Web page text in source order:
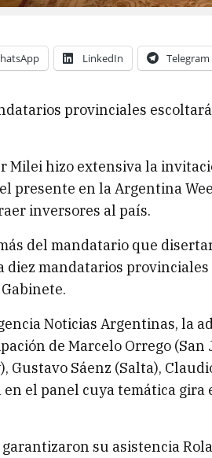
LinkedIn Telegram
provinciales
Milei hizo extensiva la
presente en la Argentina
inversores al país.
del mandatario que
diez mandatarios
Noticias Argentinas, la
de Marcelo Orrego (San
Gustavo Sáenz (Salta),
el panel cuya temática
su asistencia